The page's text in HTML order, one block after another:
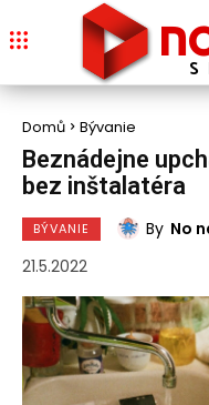
Domů Bývanie
Beznádejne
bez inštalatéra
BÝVANIE By No
21.5.2022